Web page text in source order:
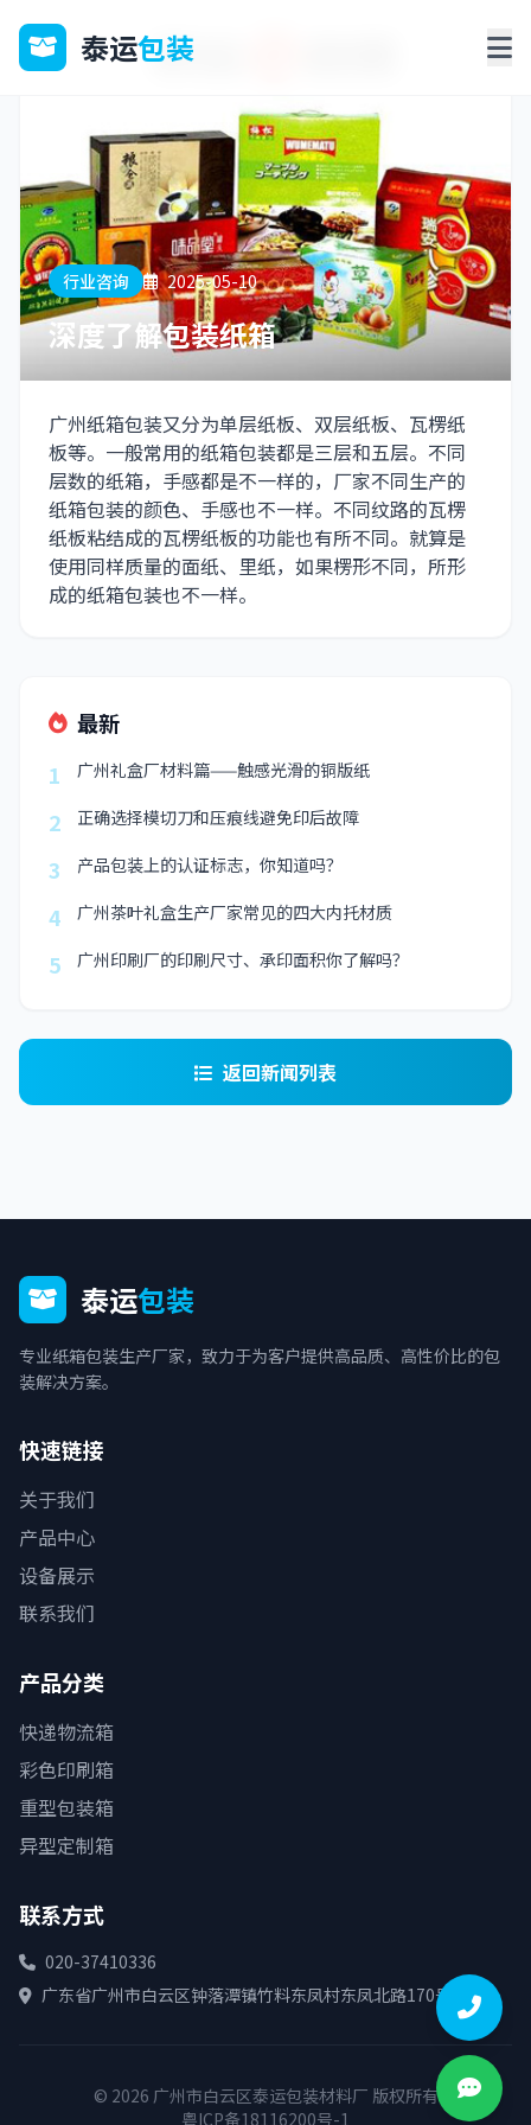
泰运包装
行业咨询 2025-05-10
深度了解包装纸箱
广州纸箱包装又分为单层纸板、双层纸板、瓦楞纸
板等。一般常用的纸箱包装都是三层和五层。不同
层数的纸箱，手感都是不一样的，厂家不同生产的
纸箱包装的颜色、手感也不一样。不同纹路的瓦楞
纸板粘结成的瓦楞纸板的功能也有所不同。就算是
使用同样质量的面纸、里纸，如果楞形不同，所形
成的纸箱包装也不一样。
最新
1
广州礼盒厂材料篇——触感光滑的铜版纸
2 正确选择模切刀和压痕线避免印后故障
3 产品包装上的认证标志，你知道吗？
4 广州茶叶礼盒生产厂家常见的四大内托材质
5 广州印刷厂的印刷尺寸、承印面积你了解吗？
返回新闻列表
泰运包装
专业纸箱包装生产厂家，致力于为客户提供高品质、高性价比的包
装解决方案。
快速链接
关于我们
产品中心
设备展示
联系我们
产品分类
快递物流箱
彩色印刷箱
重型包装箱
异型定制箱
联系方式
020-37410336
广东省广州市白云区钟落潭镇竹料东凤村东凤北路170号
© 2026 广州市白云区泰运包装材料厂 版权所有
粤ICP备18116200号-1